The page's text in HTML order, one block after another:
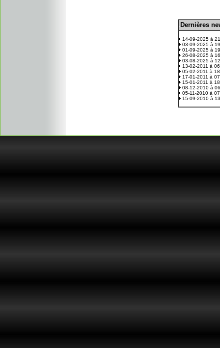
Dernières
14-09-2025 à
03-09-2025 à
01-09-2025 à
26-08-2025 à
03-08-2025 à
13-02-2011 à
05-02-2011 à
17-01-2011 à
15-01-2011 à
08-12-2010 à
05-11-2010 à
15-09-2010 à